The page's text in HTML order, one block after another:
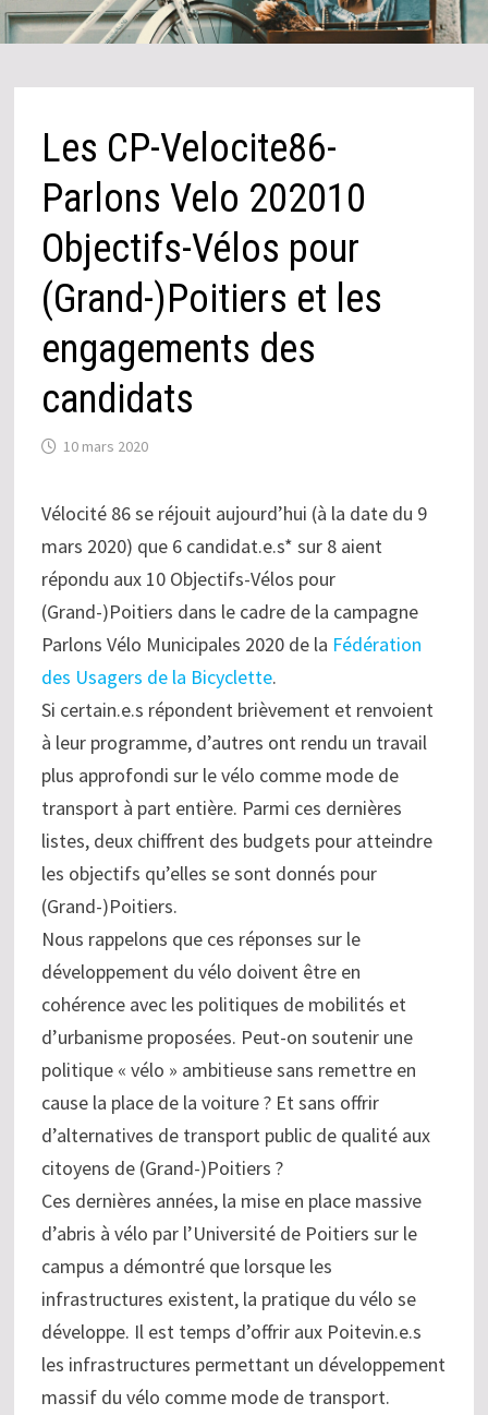
Les CP-Velocite86-
Parlons Velo 202010
Objectifs-Vélos pour
(Grand-)Poitiers et les
engagements des
candidats
10 mars 2020
Vélocité 86 se réjouit aujourd’hui (à la date du 9
mars 2020) que 6 candidat.e.s* sur 8 aient
répondu aux 10 Objectifs-Vélos pour
(Grand-)Poitiers dans le cadre de la campagne
Parlons Vélo Municipales 2020 de la Fédération
des Usagers de la Bicyclette.
Si certain.e.s répondent brièvement et renvoient
à leur programme, d’autres ont rendu un travail
plus approfondi sur le vélo comme mode de
transport à part entière. Parmi ces dernières
listes, deux chiffrent des budgets pour atteindre
les objectifs qu’elles se sont donnés pour
(Grand-)Poitiers.
Nous rappelons que ces réponses sur le
développement du vélo doivent être en
cohérence avec les politiques de mobilités et
d’urbanisme proposées. Peut-on soutenir une
politique « vélo » ambitieuse sans remettre en
cause la place de la voiture ? Et sans offrir
d’alternatives de transport public de qualité aux
citoyens de (Grand-)Poitiers ?
Ces dernières années, la mise en place massive
d’abris à vélo par l’Université de Poitiers sur le
campus a démontré que lorsque les
infrastructures existent, la pratique du vélo se
développe. Il est temps d’offrir aux Poitevin.e.s
les infrastructures permettant un développement
massif du vélo comme mode de transport.